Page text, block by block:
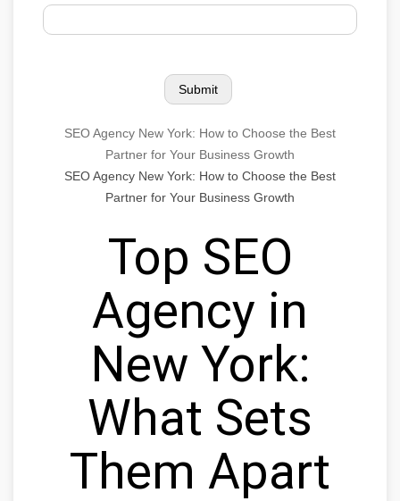
SEO Agency New York: How to Choose the Best
Partner for Your Business Growth
SEO Agency New York: How to Choose the Best
Partner for Your Business Growth
Top SEO
Agency in
New York:
What Sets
Them Apart